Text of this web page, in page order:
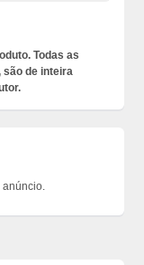
Todas as
de inteira
anúncio.